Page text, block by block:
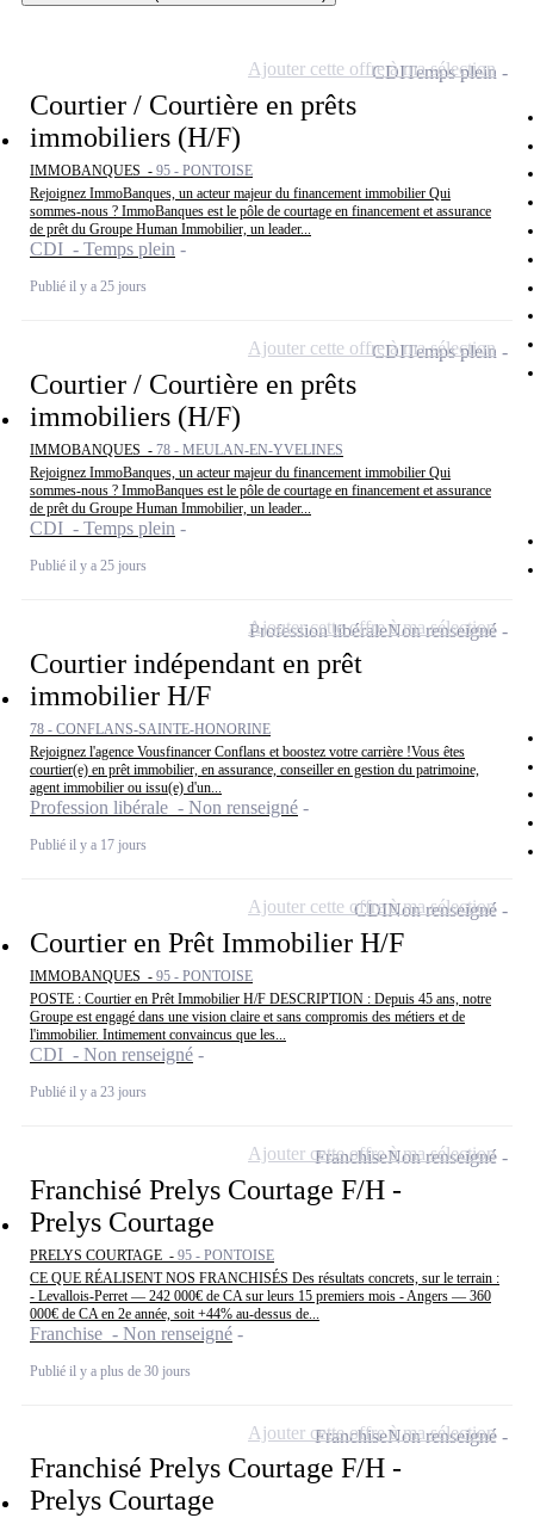
Courtier / Courtière en prêts
immobiliers (H/F)
IMMOBANQUES - 95 - PONTOISE
Rejoignez ImmoBanques, un acteur majeur du financement immobilier Qui
sommes-nous ? ImmoBanques est le pôle de courtage en financement et assurance
de prêt du Groupe Human Immobilier, un leader...
CDI - Temps plein
Publié il y a 25 jours
CDITemps plein
Ajouter cette offre à ma sélection
Courtier / Courtière en prêts
immobiliers (H/F)
IMMOBANQUES - 78 - MEULAN-EN-YVELINES
Rejoignez ImmoBanques, un acteur majeur du financement immobilier Qui
sommes-nous ? ImmoBanques est le pôle de courtage en financement et assurance
de prêt du Groupe Human Immobilier, un leader...
CDI - Temps plein
Publié il y a 25 jours
CDITemps plein
Ajouter cette offre à ma sélection
Courtier indépendant en prêt
immobilier H/F
78 - CONFLANS-SAINTE-HONORINE
Rejoignez l'agence Vousfinancer Conflans et boostez votre carrière !Vous êtes
courtier(e) en prêt immobilier, en assurance, conseiller en gestion du patrimoine,
agent immobilier ou issu(e) d'un...
Profession libérale - Non renseigné
Publié il y a 17 jours
Profession libéraleNon renseigné
Ajouter cette offre à ma sélection
Courtier en Prêt Immobilier H/F
IMMOBANQUES - 95 - PONTOISE
POSTE : Courtier en Prêt Immobilier H/F DESCRIPTION : Depuis 45 ans, notre
Groupe est engagé dans une vision claire et sans compromis des métiers et de
l'immobilier. Intimement convaincus que les...
CDI - Non renseigné
Publié il y a 23 jours
CDINon renseigné
Ajouter cette offre à ma sélection
Franchisé Prelys Courtage F/H -
Prelys Courtage
PRELYS COURTAGE - 95 - PONTOISE
CE QUE RÉALISENT NOS FRANCHISÉS Des résultats concrets, sur le terrain :
- Levallois-Perret — 242 000€ de CA sur leurs 15 premiers mois - Angers — 360
000€ de CA en 2e année, soit +44% au-dessus de...
Franchise - Non renseigné
Publié il y a plus de 30 jours
FranchiseNon renseigné
Ajouter cette offre à ma sélection
Franchisé Prelys Courtage F/H -
Prelys Courtage
FranchiseNon renseigné
Ajouter cette offre à ma sélection